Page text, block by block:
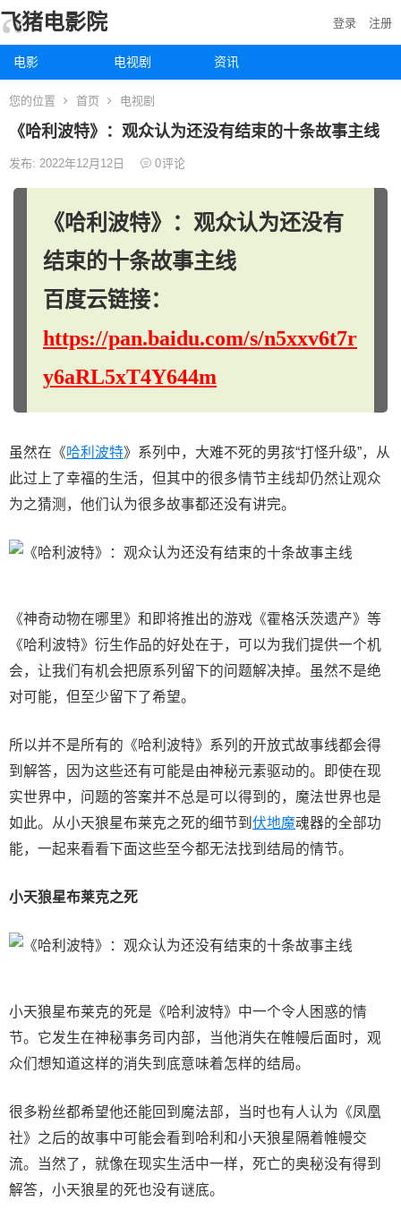
飞猪电影院
电影 电视剧 资讯
登录 注册
您的位置 首页 电视剧
《哈利波特》：观众认为还没有结束的十条故事主线
发布: 2022年12月12日 0评论
《哈利波特》：观众认为还没有
结束的十条故事主线
百度云链接：
https://pan.baidu.com/s/n5xxv6t7r
y6aRL5xT4Y644m
虽然在《哈利波特》系列中，大难不死的男孩“打怪升级”，从
此过上了幸福的生活，但其中的很多情节主线却仍然让观众
为之猜测，他们认为很多故事都还没有讲完。
《神奇动物在哪里》和即将推出的游戏《霍格沃茨遗产》等
《哈利波特》衍生作品的好处在于，可以为我们提供一个机
会，让我们有机会把原系列留下的问题解决掉。虽然不是绝
对可能，但至少留下了希望。
所以并不是所有的《哈利波特》系列的开放式故事线都会得
到解答，因为这些还有可能是由神秘元素驱动的。即使在现
实世界中，问题的答案并不总是可以得到的，魔法世界也是
如此。从小天狼星布莱克之死的细节到 伏地魔魂器的全部功
能，一起来看看下面这些至今都无法找到结局的情节。
小天狼星布莱克之死
小天狼星布莱克的死是《哈利波特》中一个令人困惑的情
节。它发生在神秘事务司内部，当他消失在帷幔后面时，观
众们想知道这样的消失到底意味着怎样的结局。
很多粉丝都希望他还能回到魔法部，当时也有人认为《凤凰
社》之后的故事中可能会看到哈利和小天狼星隔着帷幔交
流。当然了，就像在现实生活中一样，死亡的奥秘没有得到
解答，小天狼星的死也没有谜底。